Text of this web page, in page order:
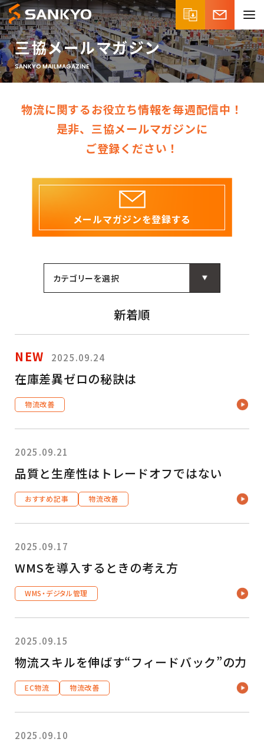
三協メールマガジン
SANKYO MAILMAGAZINE
物流に関するお役立ち情報を毎週配信中！
是非、三協メールマガジンに
ご登録ください！
メールマガジンを登録する
カテゴリーを選択
新着順
NEW 2025.09.24
在庫差異ゼロの秘訣は
物流改善
2025.09.21
品質と生産性はトレードオフではない
おすすめ記事 物流改善
2025.09.17
WMSを導入するときの考え方
WMS・デジタル管理
2025.09.15
物流スキルを伸ばす“フィードバック”の力
EC物流 物流改善
2025.09.10